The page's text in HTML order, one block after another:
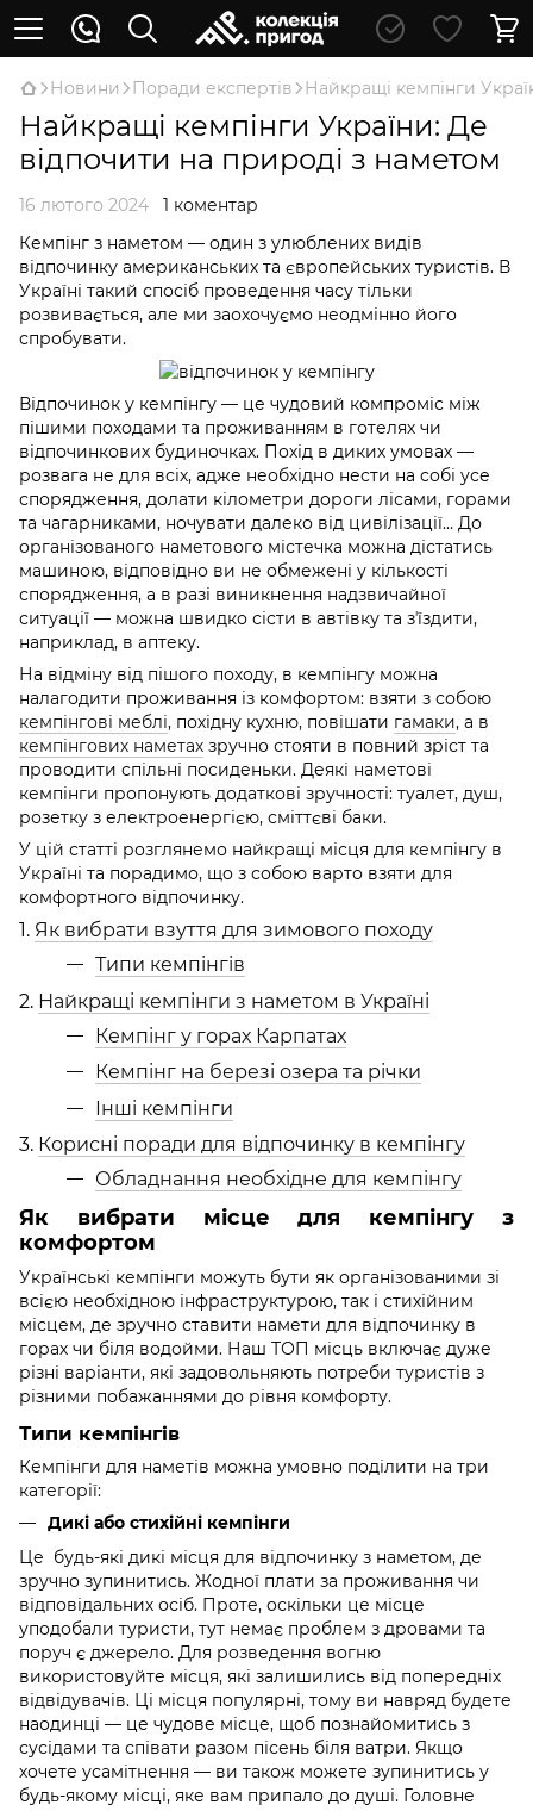
Новини Поради експертів Найкращі кемпінги
Найкращі кемпінги України: Де
відпочити на природі з наметом
16 лютого 2024
1 коментар
Кемпінг з наметом — один з улюблених видів
відпочинку американських та європейських туристів. В
Україні такий спосіб проведення часу тільки
розвивається, але ми заохочуємо неодмінно його
спробувати.
Відпочинок у кемпінгу — це чудовий компроміс між
пішими походами та проживанням в готелях чи
відпочинкових будиночках. Похід в диких умовах —
розвага не для всіх, адже необхідно нести на собі усе
спорядження, долати кілометри дороги лісами, горами
та чагарниками, ночувати далеко від цивілізації… До
організованого наметового містечка можна дістатись
машиною, відповідно ви не обмежені у кількості
спорядження, а в разі виникнення надзвичайної
ситуації — можна швидко сісти в автівку та зʼїздити,
наприклад, в аптеку.
На відміну від пішого походу, в кемпінгу можна
налагодити проживання із комфортом: взяти з собою
кемпінгові меблі, похідну кухню, повішати гамаки, а в
кемпінгових наметах зручно стояти в повний зріст та
проводити спільні посиденьки. Деякі наметові
кемпінги пропонують додаткові зручності: туалет, душ,
розетку з електроенергією, сміттєві баки.
У цій статті розглянемо найкращі місця для кемпінгу в
Україні та порадимо, що з собою варто взяти для
комфортного відпочинку.
1. Як вибрати взуття для зимового походу
Типи кемпінгів
2. Найкращі кемпінги з наметом в Україні
Кемпінг у горах Карпатах
Кемпінг на березі озера та річки
Інші кемпінги
3. Корисні поради для відпочинку в кемпінгу
Обладнання необхідне для кемпінгу
Як вибрати місце для кемпінгу з
комфортом
Українські кемпінги можуть бути як організованими зі
всією необхідною інфраструктурою, так і стихійним
місцем, де зручно ставити намети для відпочинку в
горах чи біля водойми. Наш ТОП місць включає дуже
різні варіанти, які задовольняють потреби туристів з
різними побажаннями до рівня комфорту.
Типи кемпінгів
Кемпінги для наметів можна умовно поділити на три
категорії:
Дикі або стихійні кемпінги
Це будь-які дикі місця для відпочинку з наметом, де
зручно зупинитись. Жодної плати за проживання чи
відповідальних осіб. Проте, оскільки це місце
уподобали туристи, тут немає проблем з дровами та
поруч є джерело. Для розведення вогню
використовуйте місця, які залишились від попередніх
відвідувачів. Ці місця популярні, тому ви навряд будете
наодинці — це чудове місце, щоб познайомитись з
сусідами та співати разом пісень біля ватри. Якщо
хочете усамітнення — ви також можете зупинитись у
будь-якому місці, яке вам припало до душі. Головне